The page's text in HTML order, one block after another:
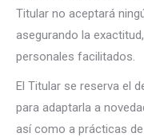
Titular no aceptará
asegurando la
personales facilitados.
El Titular se reserva el
para adaptarla a
así como a prácticas